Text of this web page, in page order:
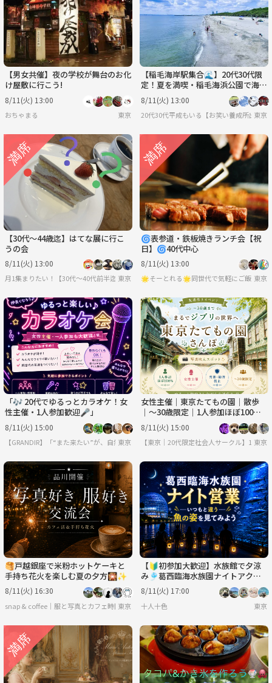
【男女共催】夜の学校が舞台のお化
け屋敷に行こう!
8/11(火) 13:00
おちゃまる 東京
【稲毛海岸駅集合🌊】20代30代限
定！夏を満喫・稲毛海浜公園で海水
浴ピクニック✨
8/11(火) 13:00
20代30代平成もいる【お笑い養成所出身
東京
【30代〜44歳迄】はてな展に行こ
うの会
8/11(火) 13:00
月1集まりたい！【30代〜40代前半迄】東京
🌀表参道・鉄板焼きランチ会【祝
日】🌀40代中心
8/11(火) 13:00
🌟そーとれる🌟同世代で気軽にご飯会東京
「🎶 20代でゆるっとカラオケ！女
性主催・1人参加歓迎🎤」
8/11(火) 15:00
【GRANDIR】「“また来たい”が、自然と増えていくコミュニティ
東京
女性主催｜東京たてもの園｜散歩
｜〜30歳限定｜1人参加ほぼ100%
｜友達作り
8/11(火) 15:00
【東京｜20代限定社会人サークル】1人参
東京
🥞戸越銀座で米粉ホットケーキと
手持ち花火を楽しむ夏の夕方🎇✨
8/11(火) 16:30
snap & coffee｜服と写真とカフェ時間東京
【🔰初参加大歓迎】水族館で夕涼
み🎐葛西臨海水族園ナイトアクア
リウム【特別回】
8/11(火) 17:00
十人十色 東京